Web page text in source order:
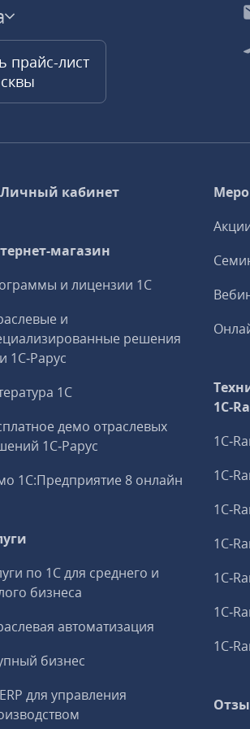
прайс-лист
Личный кабинет
магазин
и лицензии 1С
и
решения
1С‑Рарус
1С
демо отраслевых
1С‑Рарус
1С:Предприятие 8 онлайн
по 1С для среднего и
бизнеса
автоматизация
бизнес
для управления